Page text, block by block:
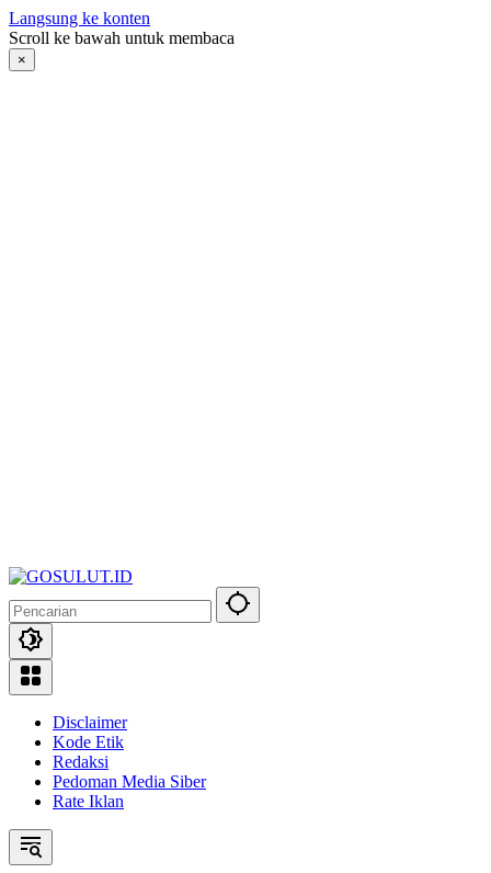
Langsung ke konten
Scroll ke bawah untuk membaca
×
Disclaimer
Kode Etik
Redaksi
Pedoman Media Siber
Rate Iklan